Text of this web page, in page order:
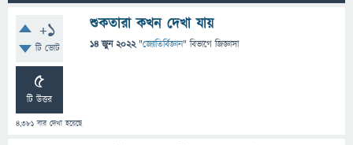
+1
টি ভোট
5
টি উত্তর
4,381 বার দেখা হয়েছে
শুকতারা কখন দেখা যায়
14 জুন 2022 "জ্যোতির্বিজ্ঞান" বিভাগে জিজ্ঞাসা